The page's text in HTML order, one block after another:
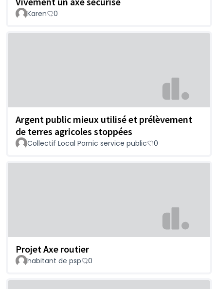
Karen 0
Argent public mieux utilisé et prélèvement
de terres agricoles stoppées
Collectif Local Pornic service public 0
Projet Axe routier
habitant de psp 0